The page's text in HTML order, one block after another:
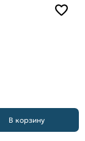
В корзину